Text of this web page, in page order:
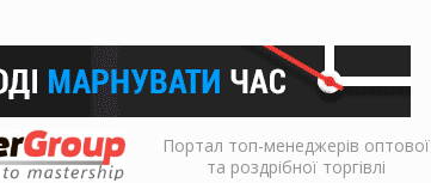
Портал топ-менеджерів оптової
та роздрібної торгівлі